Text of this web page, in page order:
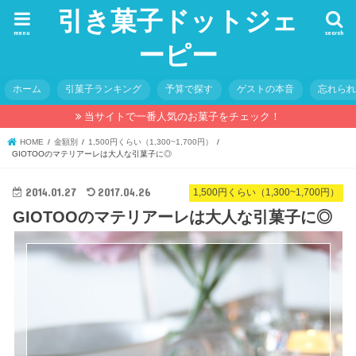
引き菓子ドットジェ
ーピー
search
menu
ホーム 引菓子ランキング 予算で探す ゲストの本音 忘れら
当サイトで一番人気のお菓子をチェック！
HOME 金額別
1,500円くらい（1,300~1,700円）
GIOTOOのマテリアーレは大人な引菓子に◎
1,500円くらい（1,300~1,700円）
2014.01.27 2017.04.26
GIOTOOのマテリアーレは大人な引菓子に◎